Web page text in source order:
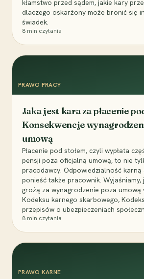
kłamstwo przed sądem, jakie kary
dlaczego oskarżony może bronić się
świadek.
8 min czytania
PRAWO PRACY
Jaka jest kara za płacenie
Konsekwencje
umową
Płacenie pod stołem, czyli wypłata
pensji poza oficjalną umową, to nie
pracodawcy. Odpowiedzialność karną
ponieść także pracownik.
grożą za wynagrodzenie poza umową
Kodeksu karnego skarbowego,
przepisów o ubezpieczeniach
8 min czytania
PRAWO KARNE